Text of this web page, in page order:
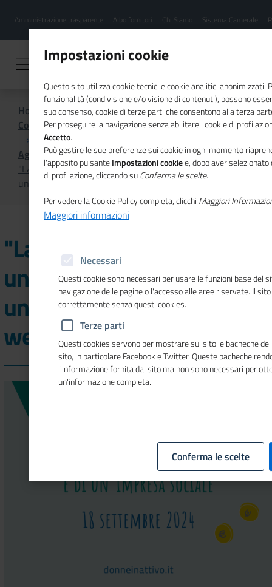
contenuto
Menu
hamburgher
Amministrazione trasparente Albo fornitori Chi Siamo Sistema Camerale
Home
Comunicazione istituzionale per il sistema camerale
Agenda
"La gestione dei rischi di un'attività economica e di
un'impresa sociale", nuovo webinar di Donne in attivo
"La gestione dei rischi di
un'attività economica e di
un'impresa sociale", nuovo
webinar di Donne in attivo
Impostazioni cookie
Questo sito utilizza cookie tecnici e cookie analitici anonimizzati.
funzionalità (condivisione e/o visione di contenuti), possono
suo consenso, cookie di terze parti che consentono alla terza
Per proseguire la navigazione senza abilitare i cookie di
Accetto.
Può gestire le sue preferenze sui cookie in ogni momento
l'apposito pulsanteImpostazioni cookiee, dopo aver
di profilazione, cliccando suConferma le scelte.
Per vedere la Cookie Policy completa, clicchi Maggiori
Maggiori informazioni
Necessari
Questi cookie sono necessari per usare le funzioni base del
navigazione delle pagine o l'accesso alle aree riservate. Il
correttamente senza questi cookies.
Terze parti
Questi cookies servono per mostrare sul sito le bacheche
sito, in particolare Facebook e Twitter. Queste bacheche
l'informazione fornita dal sito ma non sono necessari per
un'informazione completa.
Conferma le scelte